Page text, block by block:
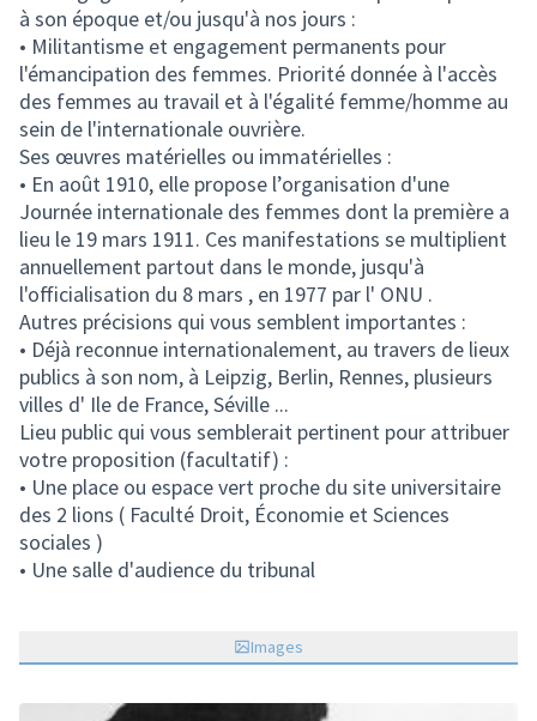
à son époque et/ou jusqu'à nos jours :
• Militantisme et engagement permanents pour
l'émancipation des femmes. Priorité donnée à l'accès
des femmes au travail et à l'égalité femme/homme au
sein de l'internationale ouvrière.
Ses œuvres matérielles ou immatérielles :
• En août 1910, elle propose l’organisation d'une
Journée internationale des femmes dont la première a
lieu le 19 mars 1911. Ces manifestations se multiplient
annuellement partout dans le monde, jusqu'à
l'officialisation du 8 mars , en 1977 par l' ONU .
Autres précisions qui vous semblent importantes :
• Déjà reconnue internationalement, au travers de lieux
publics à son nom, à Leipzig, Berlin, Rennes, plusieurs
villes d' Ile de France, Séville ...
Lieu public qui vous semblerait pertinent pour attribuer
votre proposition (facultatif) :
• Une place ou espace vert proche du site universitaire
des 2 lions ( Faculté Droit, Économie et Sciences
sociales )
• Une salle d'audience du tribunal
Images